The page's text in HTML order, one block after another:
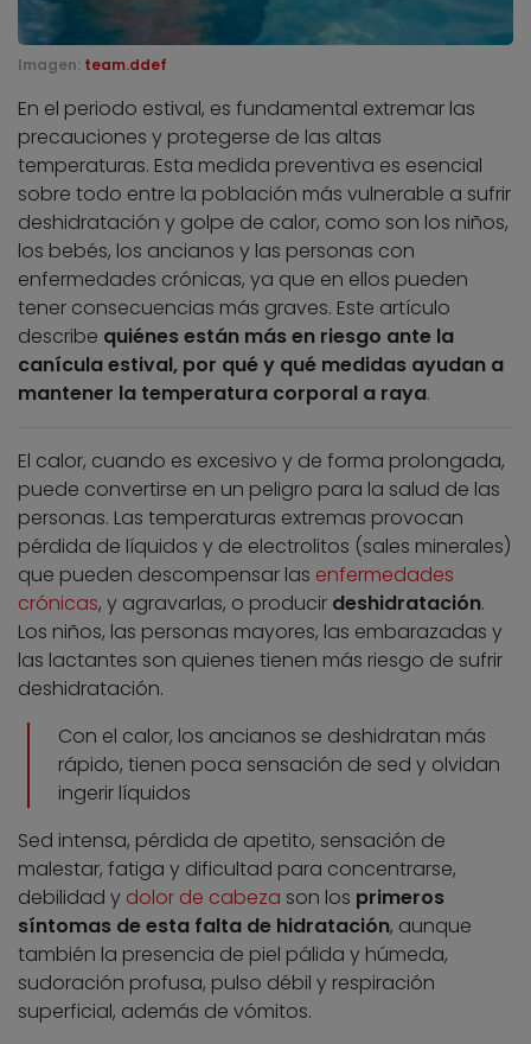
Imagen: team.ddef
En el periodo estival, es fundamental extremar las
precauciones y protegerse de las altas
temperaturas. Esta medida preventiva es esencial
sobre todo entre la población más vulnerable a sufrir
deshidratación y golpe de calor, como son los niños,
los bebés, los ancianos y las personas con
enfermedades crónicas, ya que en ellos pueden
tener consecuencias más graves. Este artículo
describe quiénes están más en riesgo ante la
canícula estival, por qué y qué medidas ayudan a
mantener la temperatura corporal a raya.
El calor, cuando es excesivo y de forma prolongada,
puede convertirse en un peligro para la salud de las
personas. Las temperaturas extremas provocan
pérdida de líquidos y de electrolitos (sales minerales)
que pueden descompensar las enfermedades
crónicas, y agravarlas, o producir deshidratación.
Los niños, las personas mayores, las embarazadas y
las lactantes son quienes tienen más riesgo de sufrir
deshidratación.
Con el calor, los ancianos se deshidratan más
rápido, tienen poca sensación de sed y olvidan
ingerir líquidos
Sed intensa, pérdida de apetito, sensación de
malestar, fatiga y dificultad para concentrarse,
debilidad y dolor de cabeza son los primeros
síntomas de esta falta de hidratación, aunque
también la presencia de piel pálida y húmeda,
sudoración profusa, pulso débil y respiración
superficial, además de vómitos.